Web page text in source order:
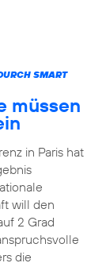
SMART
müssen
in Paris hat
will den
2 Grad
die